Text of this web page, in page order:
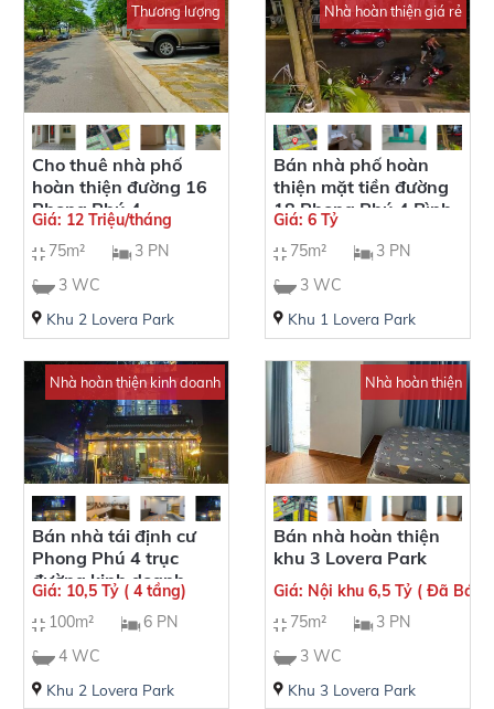
Thương lượng
Cho thuê nhà phố
hoàn thiện đường 16
Phong Phú 4
Giá: 12 Triệu/tháng
75m²
3 PN
3 WC
Khu 2 Lovera Park
Nhà hoàn thiện giá rẻ
Bán nhà phố hoàn
thiện mặt tiền đường
18 Phong Phú 4 Bình
Chánh [ Đã bán]
Giá: 6 Tỷ
75m²
3 PN
3 WC
Khu 1 Lovera Park
Nhà hoàn thiện kinh doanh
Bán nhà tái định cư
Phong Phú 4 trục
đường kinh doanh
Giá: 10,5 Tỷ ( 4 tầng)
100m²
6 PN
4 WC
Khu 2 Lovera Park
Nhà hoàn thiện
Bán nhà hoàn thiện
khu 3 Lovera Park
Giá: Nội khu 6,5 Tỷ ( Đã Bán)
75m²
3 PN
3 WC
Khu 3 Lovera Park